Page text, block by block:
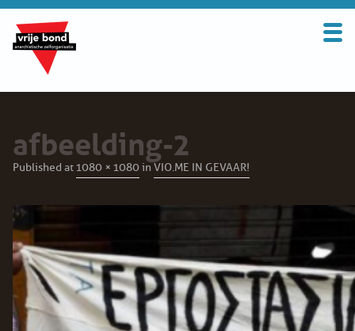
Search
for:
BOND
UITGANGSPUNTEN
WORD LID
CONTRIBUTIE
SOLIDARITEITSKAS
afbeelding-2
Published at 1080 × 1080inVIO.ME IN GEVAAR!